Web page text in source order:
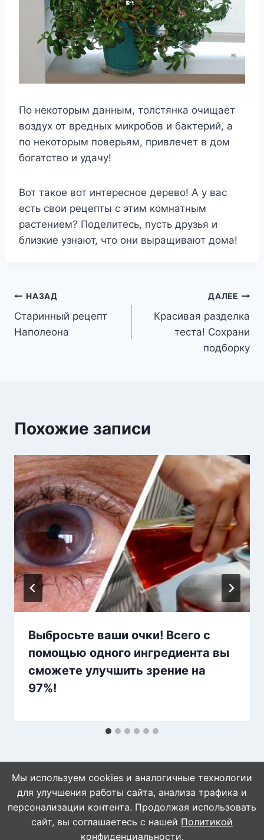
По некоторым данным, толстянка очищает
воздух от вредных микробов и бактерий, а
по некоторым поверьям, привлечет в дом
богатство и удачу!
Вот такое вот интересное дерево! А у вас
есть свои рецепты с этим комнатным
растением? Поделитесь, пусть друзья и
близкие узнают, что они выращивают дома!
Навигация
по
НАЗАД
Старинный рецепт
Наполеона
ДАЛЕЕ
Красивая разделка
теста! Сохрани
подборку
Похожие записи
Выбросьте ваши очки! Всего с
помощью одного ингредиента вы
сможете улучшить зрение на
97%!
© 2026 WebVinegret
Мы используем cookies и аналогичные технологии
для улучшения работы сайта, анализа трафика и
персонализации контента. Продолжая использовать
сайт, вы соглашаетесь с нашей Политикой
конфиденциальности.